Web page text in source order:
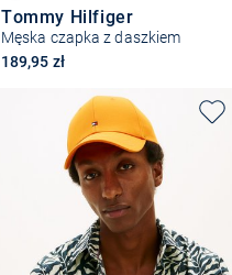
Tommy Hilfiger
Męska czapka z daszkiem
189,95 zł